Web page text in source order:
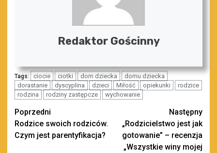
Redaktor Gościnny
Tags: ciocie ciotki dom dziecka
domu dziecka
dorastanie
dyscyplina dzieci Miłość opiekunki
rodzice
rodzina
rodziny zastępcze wychowanie
Zobacz
wpisy
Poprzedni
Rodzice swoich rodziców.
Czym jest parentyfikacja?
Następny
„Rodzicielstwo jest jak
gotowanie” – recenzja
„Wszystkie winy mojej